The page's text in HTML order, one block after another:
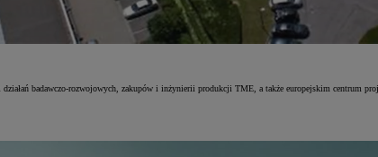
badawczo-rozwojowych, zakupów i inżynierii produkcji TME, a także europejskim centrum